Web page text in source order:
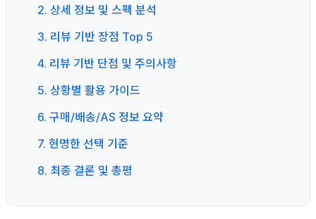
2. 상세 정보 및 스펙 분석
3. 리뷰 기반 장점 Top 5
4. 리뷰 기반 단점 및 주의사항
5. 상황별 활용 가이드
6. 구매/배송/AS 정보 요약
7. 현명한 선택 기준
8. 최종 결론 및 총평